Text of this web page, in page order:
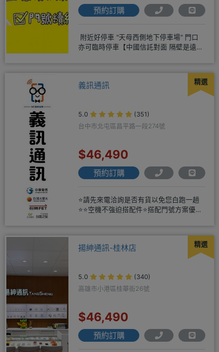
預約訂購
附近好停車 "天母西側地下停車場" 門口
亦可臨時停車【中國信託對面 隔壁是遠傳
精選
義訊通訊
5.0
(351)
台中市北屯區昌平路一段274號
$46,490
預約訂購
⭐請先來電洽詢是否有貨以免您白跑一趟
⭐⭐空機不強迫搭配件⭐搭配門號方案優惠
精選
揚紳通訊-桂林店
5.0
(340)
高雄市小港區桂華街26號
$46,490
預約訂購